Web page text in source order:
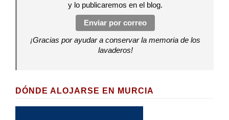
y lo publicaremos en el blog.
Enviar por correo
¡Gracias por ayudar a conservar la memoria de los
lavaderos!
DÓNDE ALOJARSE EN MURCIA